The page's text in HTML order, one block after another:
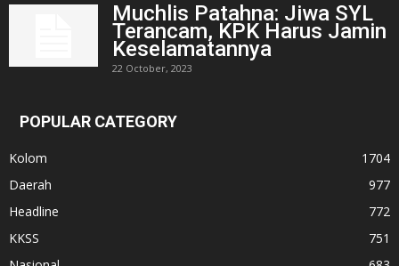
Muchlis Patahna: Jiwa SYL
Terancam, KPK Harus Jamin
Keselamatannya
22 October, 2023
POPULAR CATEGORY
Kolom
1704
Daerah
977
Headline
772
KKSS
751